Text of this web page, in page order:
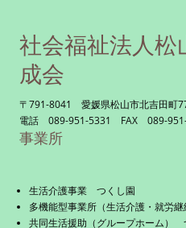
社会福祉法人
成会
〒791-8041 愛媛県松山市北吉田町
電話 089-951-5331 FAX 089-
事業所
生活介護事業 つくし園
多機能型事業所（生活介護・就労
共同生活援助（グループホーム）